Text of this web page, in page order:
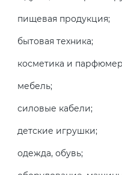
пищевая продукция;
бытовая техника;
косметика и
мебель;
силовые кабели;
детские игрушки;
одежда, обувь;
Сертификация
Сертификация
оборудования (ТР ТС